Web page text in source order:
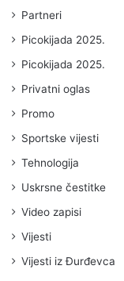
Partneri
Picokijada 2025.
Picokijada 2025.
Privatni oglas
Promo
Sportske vijesti
Tehnologija
Uskrsne čestitke
Video zapisi
Vijesti
Vijesti iz Đurđevca